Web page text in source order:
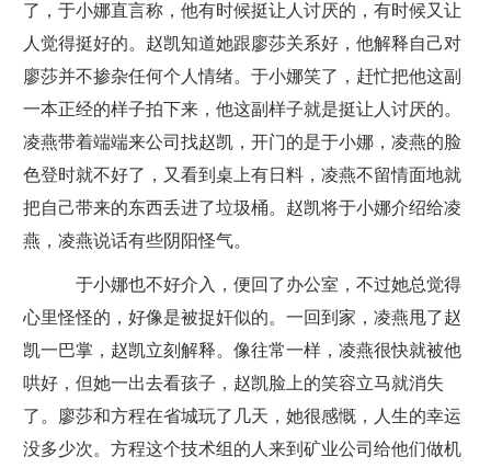
了，于小娜直言称，他有时候挺让人讨厌的，有时候又让
人觉得挺好的。赵凯知道她跟廖莎关系好，他解释自己对
廖莎并不掺杂任何个人情绪。于小娜笑了，赶忙把他这副
一本正经的样子拍下来，他这副样子就是挺让人讨厌的。
凌燕带着端端来公司找赵凯，开门的是于小娜，凌燕的脸
色登时就不好了，又看到桌上有日料，凌燕不留情面地就
把自己带来的东西丢进了垃圾桶。赵凯将于小娜介绍给凌
燕，凌燕说话有些阴阳怪气。
于小娜也不好介入，便回了办公室，不过她总觉得
心里怪怪的，好像是被捉奸似的。一回到家，凌燕甩了赵
凯一巴掌，赵凯立刻解释。像往常一样，凌燕很快就被他
哄好，但她一出去看孩子，赵凯脸上的笑容立马就消失
了。廖莎和方程在省城玩了几天，她很感慨，人生的幸运
没多少次。方程这个技术组的人来到矿业公司给他们做机